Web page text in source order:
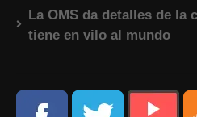
La OMS da detalles de la
tiene en vilo al mundo